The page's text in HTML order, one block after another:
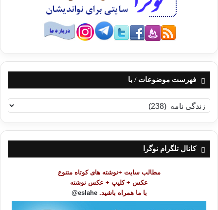
فهرست موضوعات / با
ه
ر
کانال تلگرام نوگرا
مطالب سایت +نوشته های کوتاه متنوع
عکس + کلیپ + عکس نوشته
با ما همراه باشید. eslahe@